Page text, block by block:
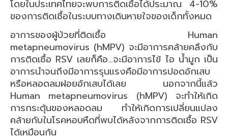
โดยในประเทศไทยจะพบการติดเชื้อได้ประมาณ 4-10%
ของการติดเชื้อในระบบทางเดินหายใจของเด็กทั้งหมด
อาการของผู้ป่วยที่ติดเชื้อ Human
metapneumovirus (hMPV) จะมีอาการคล้ายคลึงกับ
การติดเชื้อ RSV เลยก็คือ…จะมีอาการไข้ ไอ น้ำมูก เป็น
อาการนำจนถึงมีอาการรุนแรงคือมีอาการปอดอักเสบ
หรือหลอดลมฝอยอักเสบได้เลย นอกจากนี้แล้ว
Human metapneumovirus (hMPV) จะทำให้เกิด
การกระตุ้นของหลอดลม ทำให้เกิดการเปลี่ยนแปลง
คล้ายกับในโรคหอบหืดที่พบได้หลังจากการติดเชื้อ RSV
ได้เหมือนกัน